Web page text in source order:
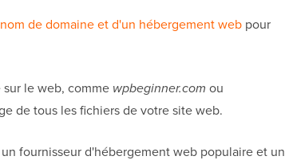
nom de domaine et d'un hébergement web pour
le web, comme wpbeginner.com ou
de tous les fichiers de votre site web.
fournisseur d'hébergement web populaire et un